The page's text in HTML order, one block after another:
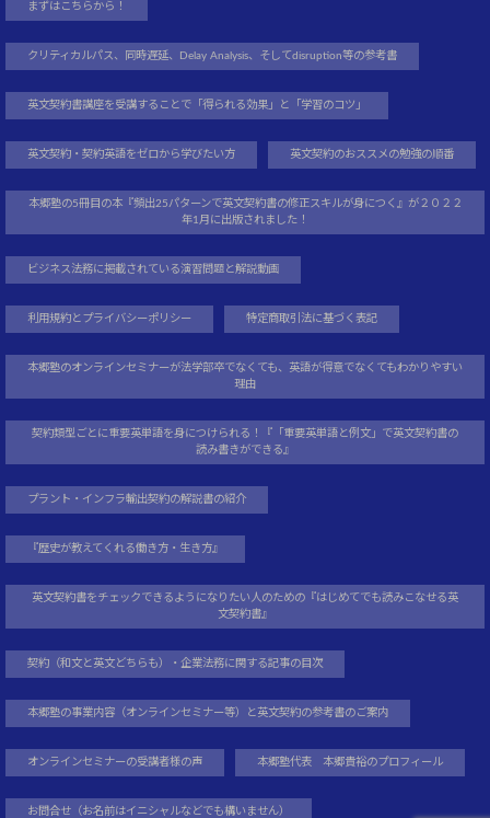
まずはこちらから！
クリティカルパス、同時遅延、Delay Analysis、そしてdisruption等の参考書
英文契約書講座を受講することで「得られる効果」と「学習のコツ」
英文契約・契約英語をゼロから学びたい方 英文契約のおススメの勉強の順番
本郷塾の5冊目の本『頻出25パターンで英文契約書の修正スキルが身につく』が２０２２
年1月に出版されました！
ビジネス法務に掲載されている演習問題と解説動画
利用規約とプライバシーポリシー 特定商取引法に基づく表記
本郷塾のオンラインセミナーが法学部卒でなくても、英語が得意でなくてもわかりやすい
理由
契約類型ごとに重要英単語を身につけられる！『「重要英単語と例文」で英文契約書の
読み書きができる』
プラント・インフラ輸出契約の解説書の紹介
『歴史が教えてくれる働き方・生き方』
英文契約書をチェックできるようになりたい人のための『はじめてでも読みこなせる英
文契約書』
契約（和文と英文どちらも）・企業法務に関する記事の目次
本郷塾の事業内容（オンラインセミナー等）と英文契約の参考書のご案内
オンラインセミナーの受講者様の声 本郷塾代表 本郷貴裕のプロフィール
お問合せ（お名前はイニシャルなどでも構いません）